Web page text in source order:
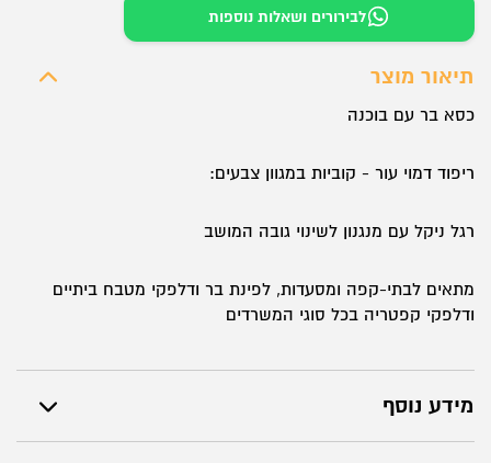
דגם
לבירורים ושאלות נוספות
תיאור מוצר
כסא בר עם בוכנה
ריפוד דמוי עור - קוביות במגוון צבעים:
רגל ניקל עם מנגנון לשינוי גובה המושב
מתאים לבתי-קפה ומסעדות, לפינת בר ודלפקי מטבח ביתיים
ודלפקי קפטריה בכל סוגי המשרדים
מידע נוסף